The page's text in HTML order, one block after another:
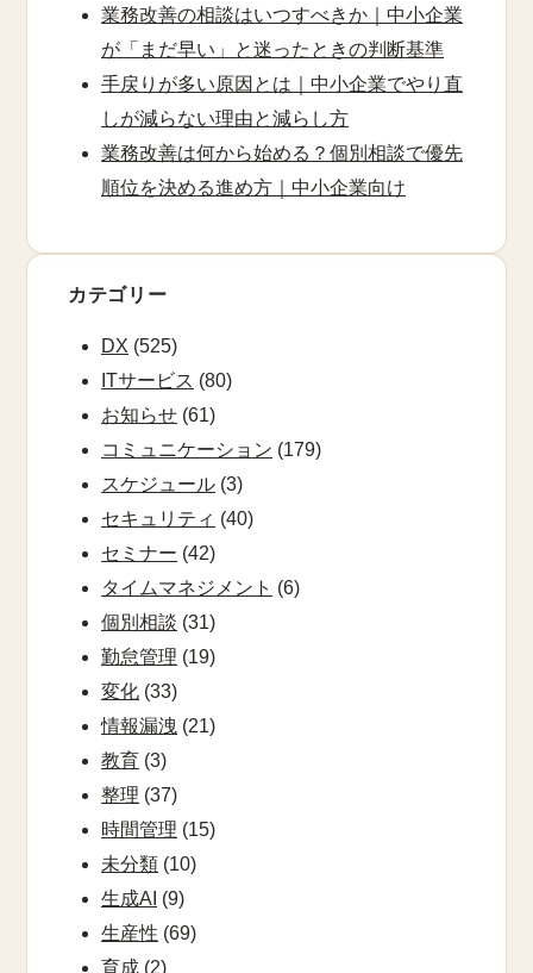
業務改善の相談はいつすべきか｜中小企業
が「まだ早い」と迷ったときの判断基準
手戻りが多い原因とは｜中小企業でやり直
しが減らない理由と減らし方
業務改善は何から始める？個別相談で優先
順位を決める進め方｜中小企業向け
カテゴリー
DX (525)
ITサービス (80)
お知らせ (61)
コミュニケーション (179)
スケジュール (3)
セキュリティ (40)
セミナー (42)
タイムマネジメント (6)
個別相談 (31)
勤怠管理 (19)
変化 (33)
情報漏洩 (21)
教育 (3)
整理 (37)
時間管理 (15)
未分類 (10)
生成AI (9)
生産性 (69)
育成 (2)